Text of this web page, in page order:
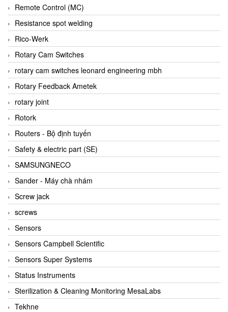
BLAGDON PUMP
Bloom Engineering
Boneng
Bopp & Reuther Messtechnik
Bosch
Boydcorp
BRAUN Vietnam
Brinkmann Pumpen
BRONKHORST
Brook Instrument
Brooks Instrument Vietnam
Buhler
BURLING INSTRUMENTS
Burster
BUSCHJOST
Calectro
Campbell Scientific
Canneed Vietnam
Cantoni
CAPS
Remote Control (MC)
Resistance spot welding
Rico-Werk
Rotary Cam Switches
rotary cam switches leonard engineering mbh
Rotary Feedback Ametek
rotary joint
Rotork
Routers - Bộ định tuyến
Safety & electric part (SE)
SAMSUNGNECO
Sander - Máy chà nhám
Screw jack
screws
Sensors
Sensors Campbell Scientific
Sensors Super Systems
Status Instruments
Sterilization & Cleaning Monitoring MesaLabs
Tekhne